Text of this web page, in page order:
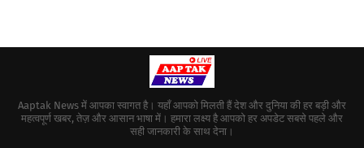
Aaptak News में आपका स्वागत है। यहाँ आपको मिलती हैं देश और दुनिया की हर बड़ी और
महत्वपूर्ण खबर, तेज़ और आसान भाषा में। हमारा लक्ष्य है आपको हर अपडेट सबसे पहले और
सही जानकारी के साथ देना।